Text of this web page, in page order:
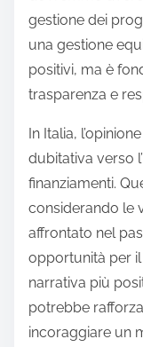
gestione dei
una gestione
positivi, ma è
trasparenza e
In Italia,
dubitativa verso
finanziamenti.
considerando le
affrontato nel
opportunità per
narrativa più
potrebbe
incoraggiare un